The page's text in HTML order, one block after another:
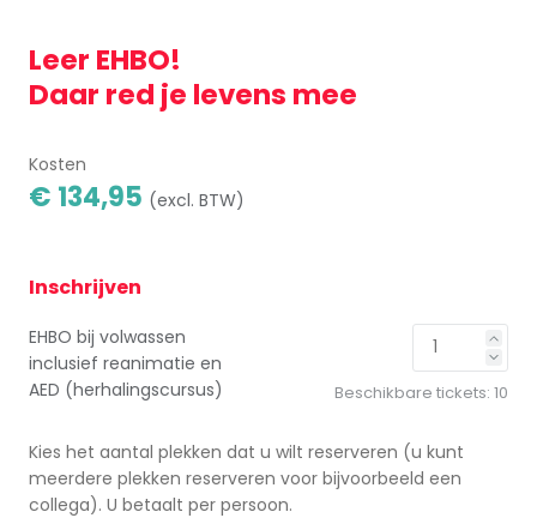
Leer EHBO!
Daar red je levens mee
Kosten
€ 134,95 (excl. BTW)
Inschrijven
EHBO bij volwassen
inclusief reanimatie en
AED (herhalingscursus)
Beschikbare tickets: 10
Kies het aantal plekken dat u wilt reserveren (u kunt
meerdere plekken reserveren voor bijvoorbeeld een
collega). U betaalt per persoon.